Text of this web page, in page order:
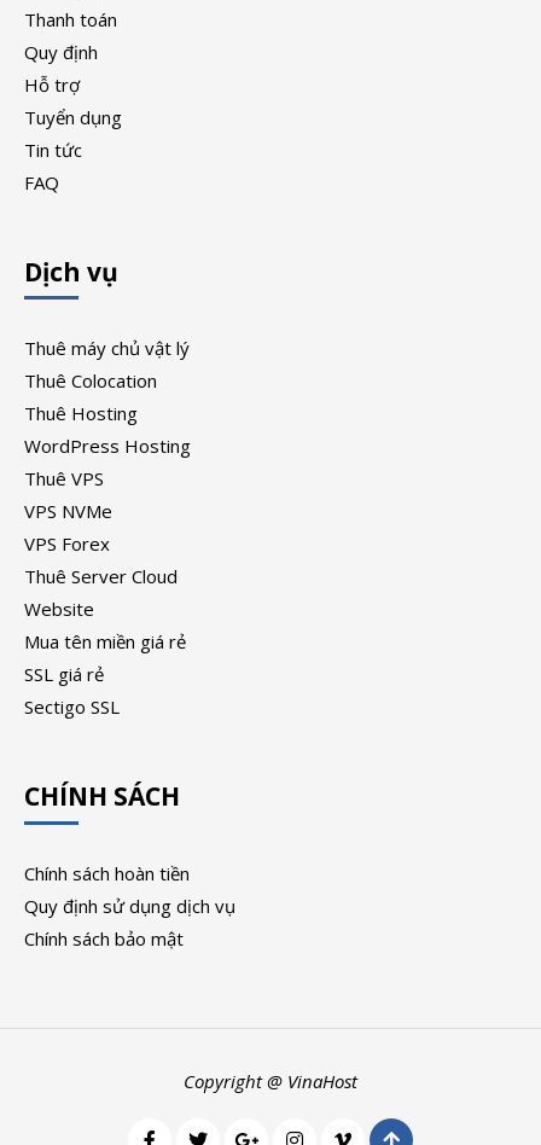
Thanh toán
Quy định
Hỗ trợ
Tuyển dụng
Tin tức
FAQ
Dịch vụ
Thuê máy chủ vật lý
Thuê Colocation
Thuê Hosting
WordPress Hosting
Thuê VPS
VPS NVMe
VPS Forex
Thuê Server Cloud
Website
Mua tên miền giá rẻ
SSL giá rẻ
Sectigo SSL
CHÍNH SÁCH
Chính sách hoàn tiền
Quy định sử dụng dịch vụ
Chính sách bảo mật
Copyright @ VinaHost